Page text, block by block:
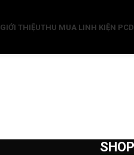
GIỚI THIỆUTHU MUA LINH KIỆN PC